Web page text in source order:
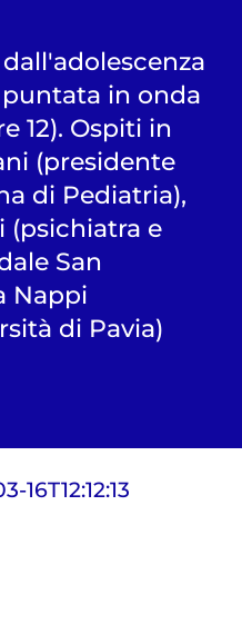
in onda
12). Ospiti in
(presidente
di Pediatria),
(psichiatra e
San
Nappi
di Pavia)
16T12:12:13